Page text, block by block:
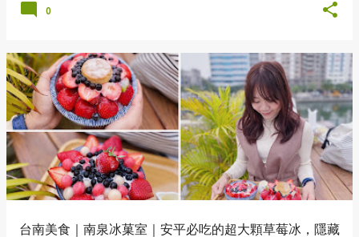
0
台南美食｜南泉冰菓室｜安平必吃的超大顆草莓冰，隱藏